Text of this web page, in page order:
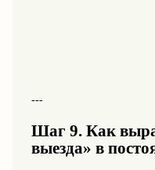
---
Шаг 9. Как
выезда» в